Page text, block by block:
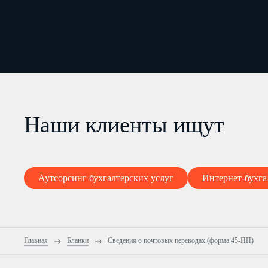
Наши клиенты ищут
Аутсорсинг бухгалтерских услуг Интернет-
Главная Бланки Сведения о почтовых переводах (форма 45-ПП)